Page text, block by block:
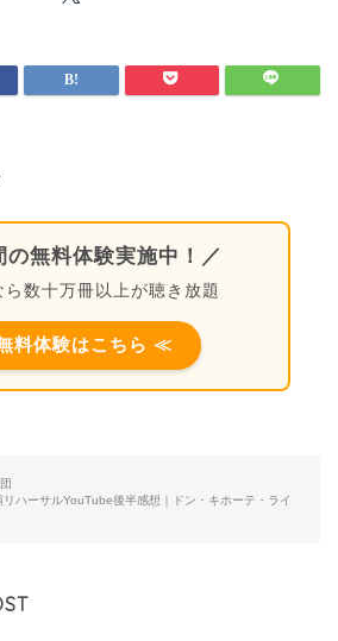
の無料体験実施中！／
数十万冊以上が聴き放題
料体験はこちら ≪
ハーサルYouTube後半感想｜ドン・キホーテ・ライ